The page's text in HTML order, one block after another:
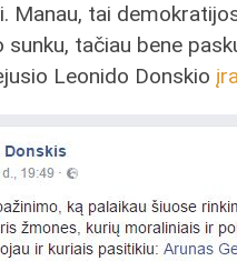
Manau, tai
sunku, tačiau bene
Leonido Donskio